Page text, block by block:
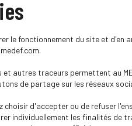
ECONOMY
ECONOMY
le fonctionnement du site et d'en
et autres traceurs permettent au
de partage sur les réseaux
choisir d'accepter ou de refuser
individuellement les finalités de